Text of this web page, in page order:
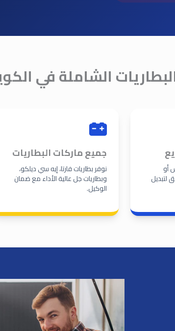
الشاملة في
أو
لتبديل
جميع ماركات البطاريات
نوفر بطاريات فارتا، إيه سي ديلكو،
وبطاريات جل عالية الأداء مع ضمان
الوكيل.